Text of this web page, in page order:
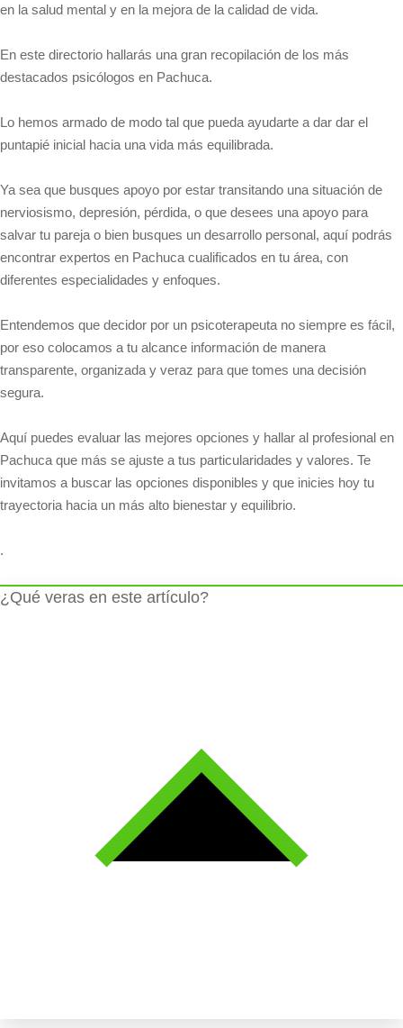
en la salud mental y en la mejora de la calidad de vida.
En este directorio hallarás una gran recopilación de los más
destacados psicólogos en Pachuca.
Lo hemos armado de modo tal que pueda ayudarte a dar dar el
puntapié inicial hacia una vida más equilibrada.
Ya sea que busques apoyo por estar transitando una situación de
nerviosismo, depresión, pérdida, o que desees una apoyo para
salvar tu pareja o bien busques un desarrollo personal, aquí podrás
encontrar expertos en Pachuca cualificados en tu área, con
diferentes especialidades y enfoques.
Entendemos que decidor por un psicoterapeuta no siempre es fácil,
por eso colocamos a tu alcance información de manera
transparente, organizada y veraz para que tomes una decisión
segura.
Aquí puedes evaluar las mejores opciones y hallar al profesional en
Pachuca que más se ajuste a tus particularidades y valores. Te
invitamos a buscar las opciones disponibles y que inicies hoy tu
trayectoria hacia un más alto bienestar y equilibrio.
.
¿Qué veras en este artículo?